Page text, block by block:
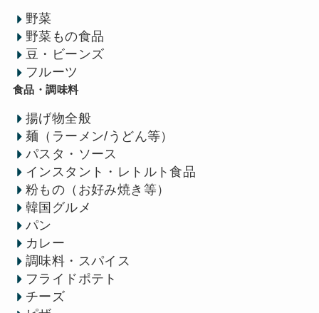
野菜
野菜もの食品
豆・ビーンズ
フルーツ
食品・調味料
揚げ物全般
麺（ラーメン/うどん等）
パスタ・ソース
インスタント・レトルト食品
粉もの（お好み焼き等）
韓国グルメ
パン
カレー
調味料・スパイス
フライドポテト
チーズ